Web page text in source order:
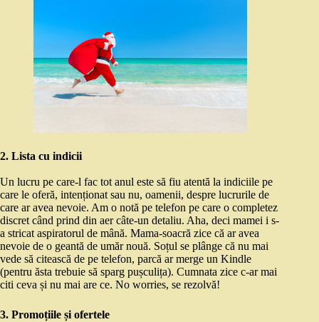
2. Lista cu indicii
Un lucru pe care-l fac tot anul este să fiu atentă la indiciile pe
care le oferă, intenționat sau nu, oamenii, despre lucrurile de
care ar avea nevoie. Am o notă pe telefon pe care o completez
discret când prind din aer câte-un detaliu. Aha, deci mamei i s-
a stricat aspiratorul de mână. Mama-soacră zice că ar avea
nevoie de o geantă de umăr nouă. Soțul se plânge că nu mai
vede să citească de pe telefon, parcă ar merge un Kindle
(pentru ăsta trebuie să sparg pușculița). Cumnata zice c-ar mai
citi ceva și nu mai are ce. No worries, se rezolvă!
3. Promoțiile și ofertele